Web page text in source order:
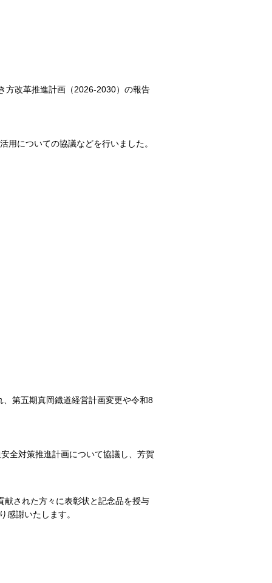
方改革推進計画（2026-2030）の報告
用についての協議などを行いました。
第五期真岡鐡道経営計画変更や令和8
全対策推進計画について協議し、芳賀
された方々に表彰状と記念品を授与
感謝いたします。